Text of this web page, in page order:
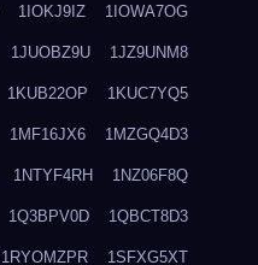
1IOKJ9IZ 1IOWA7OG
1JUOBZ9U 1JZ9UNM8
1KUB22OP 1KUC7YQ5
1MF16JX6 1MZGQ4D3
1NTYF4RH 1NZ06F8Q
1Q3BPV0D 1QBCT8D3
1RYOMZPR 1SFXG5XT